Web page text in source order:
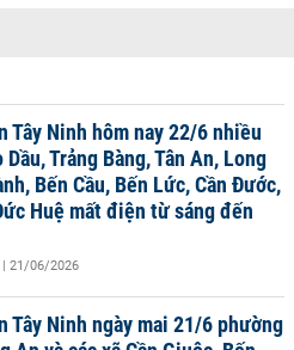
Tây Ninh hôm nay 22/6 nhiều
Dầu, Trảng Bàng, Tân An, Long
Bến Cầu, Bến Lức, Cần Đước,
Huệ mất điện từ sáng đến
| 21/06/2026
Tây Ninh ngày mai 21/6 phường